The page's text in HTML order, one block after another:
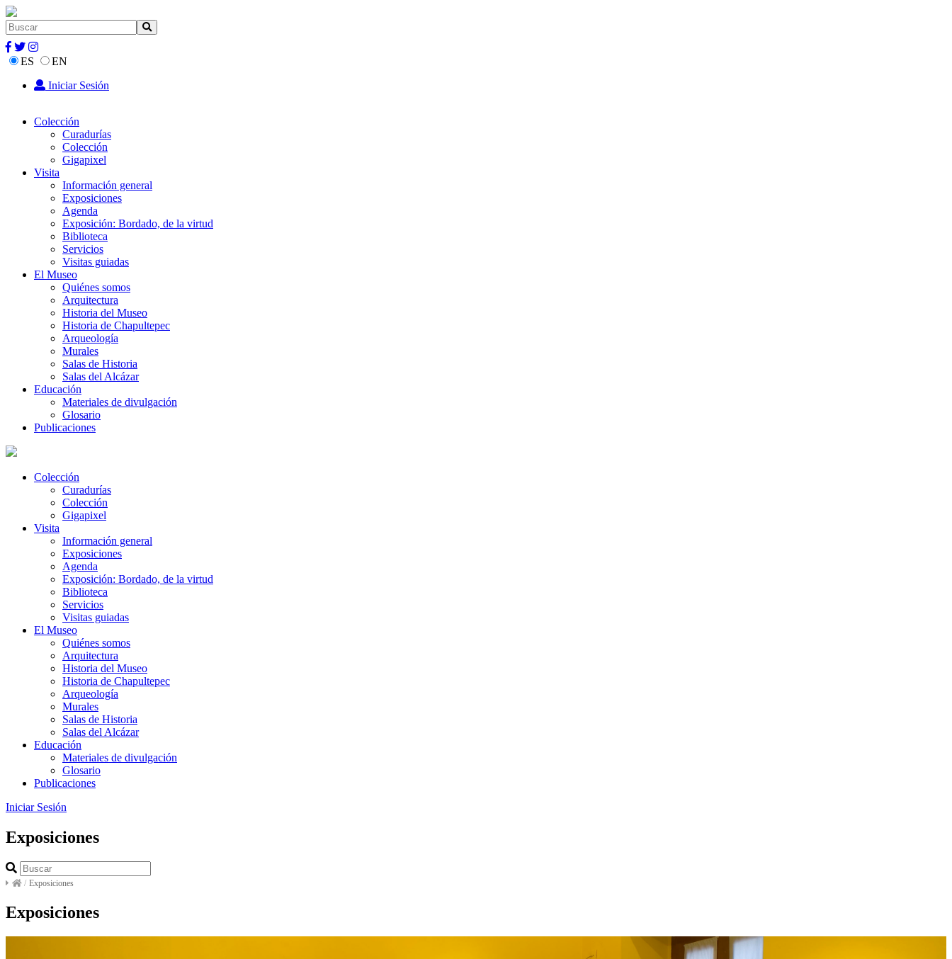
ES
EN
Iniciar Sesión
Colección
Curadurías
Colección
Gigapixel
Visita
Información general
Exposiciones
Agenda
Exposición: Bordado, de la virtud
Biblioteca
Servicios
Visitas guiadas
El Museo
Quiénes somos
Arquitectura
Historia del Museo
Historia de Chapultepec
Arqueología
Murales
Salas de Historia
Salas del Alcázar
Educación
Materiales de divulgación
Glosario
Publicaciones
Colección
Curadurías
Colección
Gigapixel
Visita
Información general
Exposiciones
Agenda
Exposición: Bordado, de la virtud
Biblioteca
Servicios
Visitas guiadas
El Museo
Quiénes somos
Arquitectura
Historia del Museo
Historia de Chapultepec
Arqueología
Murales
Salas de Historia
Salas del Alcázar
Educación
Materiales de divulgación
Glosario
Publicaciones
Iniciar Sesión
Exposiciones
/ Exposiciones
Exposiciones